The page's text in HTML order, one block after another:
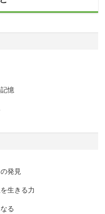
憶
発見
生きる力
る